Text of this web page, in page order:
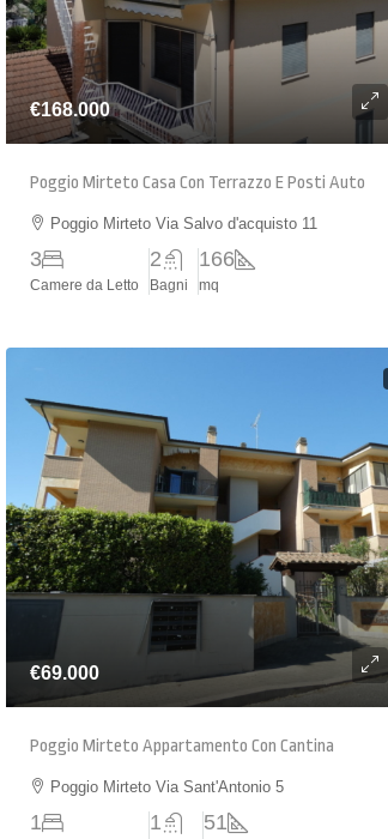
€168.000
Poggio Mirteto Casa Con Terrazzo E Posti Auto
Poggio Mirteto Via Salvo d'acquisto 11
3
Camere da Letto
2
Bagni
166
mq
€69.000
Poggio Mirteto Appartamento Con Cantina
Poggio Mirteto Via Sant'Antonio 5
1 1 51